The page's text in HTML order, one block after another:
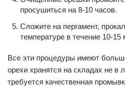
просушиться на 8-10 часов.
Сложите на пергамент,
температуре в течение 10-15
Все эти процедуры имеют
орехи хранятся на складах не в
требуется качественная